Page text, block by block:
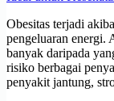
Obesitas terjadi
pengeluaran energi.
banyak daripada
risiko berbagai
penyakit jantung,